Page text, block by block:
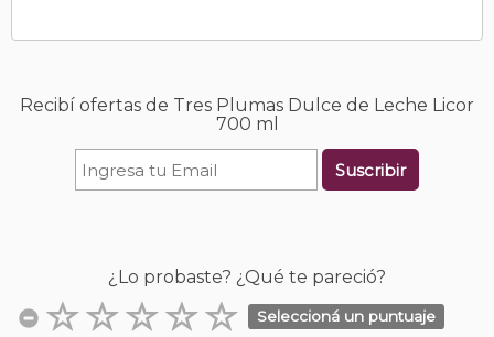
Recibí ofertas de Tres Plumas Dulce de Leche Licor
700 ml
Suscribir
¿Lo probaste? ¿Qué te pareció?
Seleccioná un puntuaje